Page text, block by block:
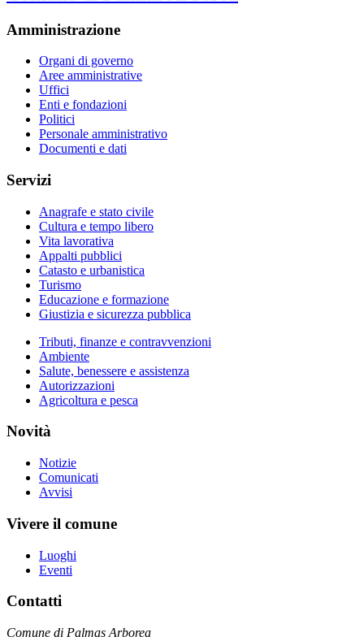
Amministrazione
Organi di governo
Aree amministrative
Uffici
Enti e fondazioni
Politici
Personale amministrativo
Documenti e dati
Servizi
Anagrafe e stato civile
Cultura e tempo libero
Vita lavorativa
Appalti pubblici
Catasto e urbanistica
Turismo
Educazione e formazione
Giustizia e sicurezza pubblica
Tributi, finanze e contravvenzioni
Ambiente
Salute, benessere e assistenza
Autorizzazioni
Agricoltura e pesca
Novità
Notizie
Comunicati
Avvisi
Vivere il comune
Luoghi
Eventi
Contatti
Comune di Palmas Arborea